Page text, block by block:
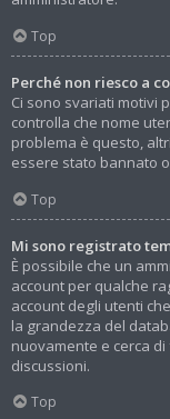
Top
Perché non riesco a
Ci sono svariati motivi
controlla che nome
problema è questo,
essere stato bannato
Top
Mi sono registrato
È possibile che un
account per qualche
account degli utenti
la grandezza del
nuovamente e cerca
discussioni.
Top